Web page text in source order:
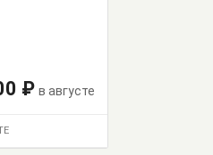
₽ в августе